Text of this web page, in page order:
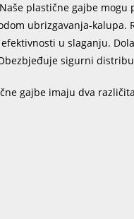
plastične gajbe mogu
ubrizgavanja-kalupa.
u slaganju.
sigurni
gajbe imaju dva